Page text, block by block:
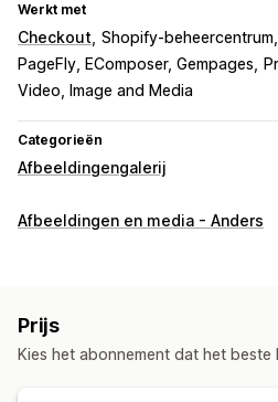
Werkt met
Checkout Shopify-beheercentrum
PageFly, EComposer, Gempages
Video, Image and Media
Categorieën
Afbeeldingengalerij
Gallerijtypen
Aanpassing
Afbeeldingen en media - Anders
Prijs
Kies het abonnement dat het beste